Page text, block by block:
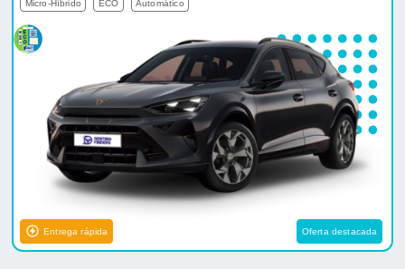
Micro-Híbrido ECO Automático
Entrega rápida Oferta destacada